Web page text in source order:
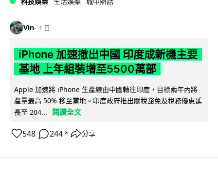
Vin 1 日
iPhone 加速撤出中國 印度成新機主要
基地 上年組裝增至5500萬部
Apple 加速將 iPhone 生產線由中國轉往印度，目標兩年內將
產量最高 50% 移至當地。印度政府推出關稅豁免及稅務優惠延
長至 204...
閱讀全文
548 244 ↗ 分享